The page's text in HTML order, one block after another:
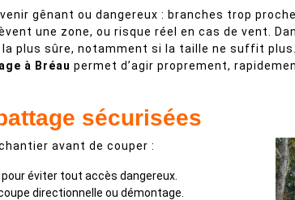
gênant ou dangereux : branches trop
une zone, ou risque réel en cas de vent.
plus sûre, notamment si la taille ne suffit plus.
à Bréau permet d’agir proprement,
sécurisées
avant de couper :
pour éviter tout accès dangereux.
directionnelle ou démontage.